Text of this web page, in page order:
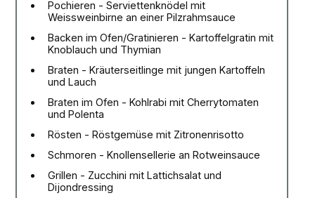
Pochieren - Serviettenknödel mit
Weissweinbirne an einer Pilzrahmsauce
Backen im Ofen/Gratinieren - Kartoffelgratin mit
Knoblauch und Thymian
Braten - Kräuterseitlinge mit jungen Kartoffeln
und Lauch
Braten im Ofen - Kohlrabi mit Cherrytomaten
und Polenta
Rösten - Röstgemüse mit Zitronenrisotto
Schmoren - Knollensellerie an Rotweinsauce
Grillen - Zucchini mit Lattichsalat und
Dijondressing